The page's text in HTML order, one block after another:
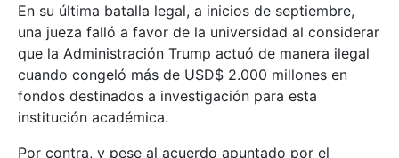
En su última batalla legal, a inicios de septiembre,
una jueza falló a favor de la universidad al considerar
que la Administración Trump actuó de manera ilegal
cuando congeló más de USD$ 2.000 millones en
fondos destinados a investigación para esta
institución académica.
Por contra, y pese al acuerdo apuntado por el